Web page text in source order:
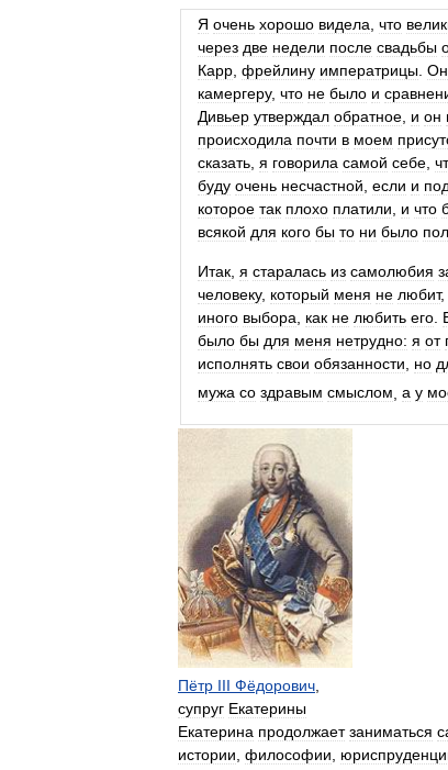
Я очень хорошо видела что
через две недели после свадьбы
Карр фрейлину императрицы Он
камергеру, что не было и
Дивьер утверждал обратное и он
происходила почти в моем
сказать я говорила самой себе
буду очень несчастной если и
которое так плохо платили и что
всякой для кого бы то ни было
Итак я старалась из самолюбия
человеку, который меня не любит,
иного выбора как не любить его
было бы для меня нетрудно: я от
исполнять свои обязанности но
мужа со здравым смыслом а у
Пётр III Фёдорович
супруг Екатерины
Екатерина продолжает заниматься
истории философии